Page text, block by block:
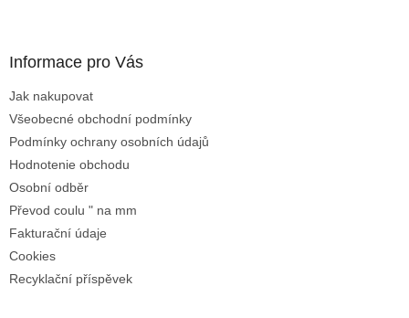
Informace pro Vás
Jak nakupovat
Všeobecné obchodní podmínky
Podmínky ochrany osobních údajů
Hodnotenie obchodu
Osobní odběr
Převod coulu " na mm
Fakturační údaje
Cookies
Recyklační příspěvek